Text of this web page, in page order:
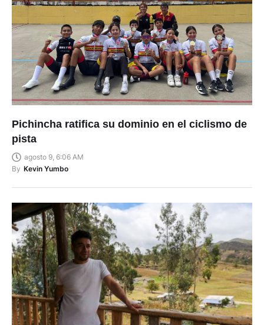
Pichincha ratifica su dominio en el ciclismo de
pista
agosto 9, 6:06 AM
By Kevin Yumbo